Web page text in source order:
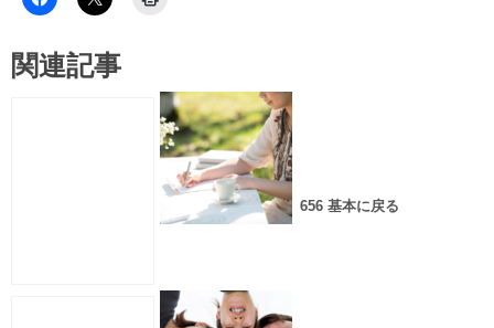
関連記事
656 基本に戻る